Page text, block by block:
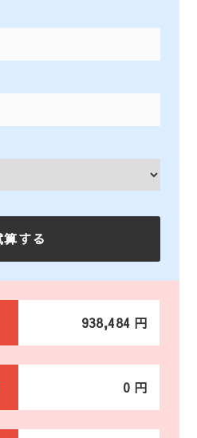
938,484 円
0 円